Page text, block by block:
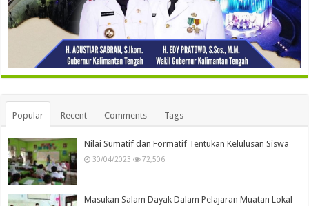
Popular Recent Comments Tags
Nilai Sumatif dan Formatif Tentukan Kelulusan Siswa
30/04/2023 72,506
Masukan Salam Dayak Dalam Pelajaran Muatan Lokal